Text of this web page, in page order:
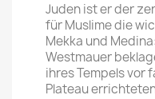
Juden ist er der
für Muslime die
Mekka und
Westmauer
ihres Tempels vor
Plateau